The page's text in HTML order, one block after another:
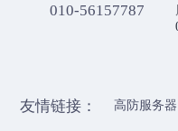
010-56157787
友情链接： 高防服务器